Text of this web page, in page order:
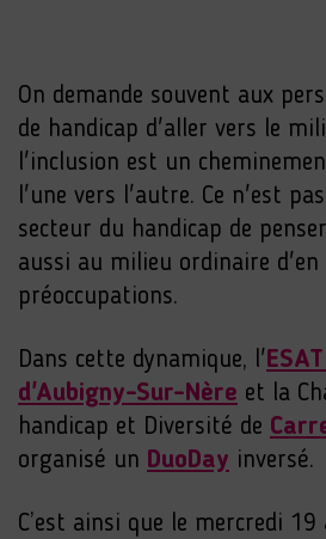
On demande souvent aux
de handicap d'aller vers le
l'inclusion est un
l'une vers l'autre. Ce n'est
secteur du handicap de
aussi au milieu ordinaire d'en
préoccupations.
Dans cette dynamique, l'
d'Aubigny-Sur-Nère et la
handicap et Diversité de
organisé un DuoDay inversé.
C’est ainsi que le mercredi